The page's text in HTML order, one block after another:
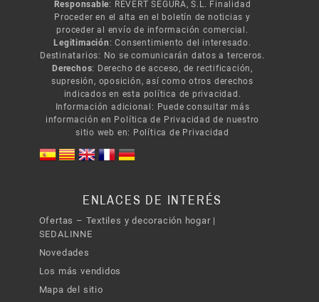
Responsable: REVERT SEGURA, S.L. Finalidad
Proceder en el alta en el boletín de noticias y
proceder al envío de información comercial.
Legitimación : Consentimiento del interesado.
Destinatarios: No se comunicarán datos a terceros.
Derechos: Derecho de acceso, de rectificación,
supresión, oposición, así como otros derechos
indicados en esta política de privacidad.
Información adicional: Puede consultar más
información en Política de Privacidad de nuestro
sitio web en: Política de Privacidad
ENLACES DE INTERÉS
Ofertas – Textiles y decoración hogar |
SEDALINNE
Novedades
Los más vendidos
Mapa del sitio